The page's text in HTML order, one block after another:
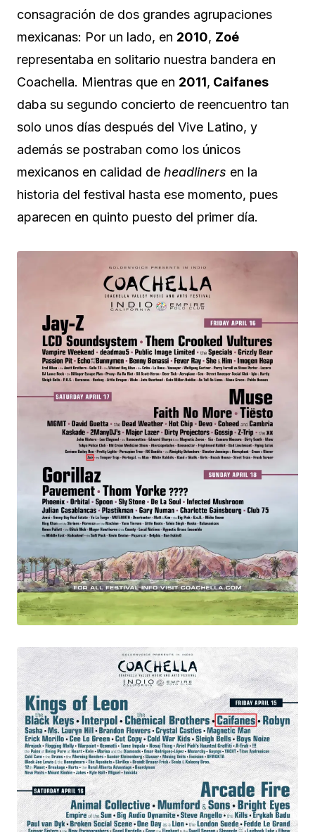
consagración de dos grandes agrupaciones
mexicanas: Por un lado, en 2010, Zoé
representaba en solitario nuestra bandera en
Coachella. Mientras que en 2011, Caifanes
daba su segundo concierto de reencuentro tan
solo unos días después del Vive Latino, y
además se postraban como los únicos
mexicanos en calidad de headliners en la
historia del festival hasta ese momento, pues
aparecen en quinto puesto del primer día.